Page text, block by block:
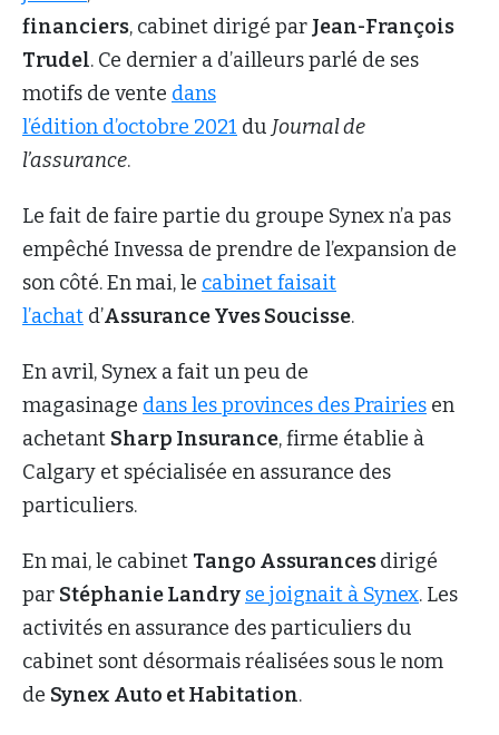
financiers, cabinet dirigé par Jean-François
Trudel. Ce dernier a d’ailleurs parlé de ses
motifs de vente dans
l’édition d’octobre 2021 du Journal de
l’assurance.
Le fait de faire partie du groupe Synex n’a pas
empêché Invessa de prendre de l’expansion de
son côté. En mai, le cabinet faisait
l’achat d’Assurance Yves Soucisse.
En avril, Synex a fait un peu de
magasinage dans les provinces des Prairies en
achetant Sharp Insurance, firme établie à
Calgary et spécialisée en assurance des
particuliers.
En mai, le cabinet Tango Assurancesdirigé
par Stéphanie Landry se joignait à Synex. Les
activités en assurance des particuliers du
cabinet sont désormais réalisées sous le nom
de Synex Auto et Habitation.